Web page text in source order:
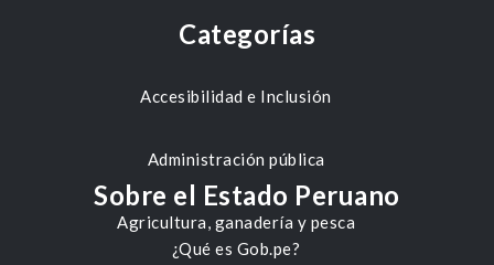
Categorías
Accesibilidad e Inclusión
Administración pública
Agricultura, ganadería y pesca
Sobre el Estado Peruano
¿Qué es Gob.pe?